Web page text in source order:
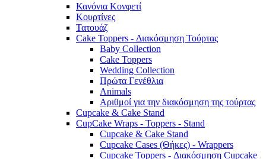
Κανόνια Κονφετί
Κουρτίνες
Τατουάζ
Cake Toppers - Διακόσμηση Τούρτας
Baby Collection
Cake Toppers
Wedding Collection
Πρώτα Γενέθλια
Animals
Αριθμοί για την διακόσμηση της τούρτας
Cupcake & Cake Stand
CupCake Wraps - Toppers - Stand
Cupcake & Cake Stand
Cupcake Cases (Θήκες) - Wrappers
Cupcake Toppers - Διακόσμηση Cupcake